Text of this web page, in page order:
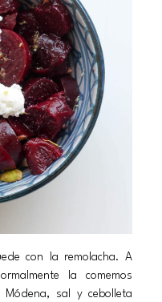
con la remolacha. A
la comemos
Módena, sal y cebolleta